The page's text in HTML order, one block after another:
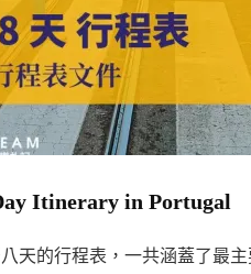
Itinerary in Portugal
天的行程表，一共涵蓋了最